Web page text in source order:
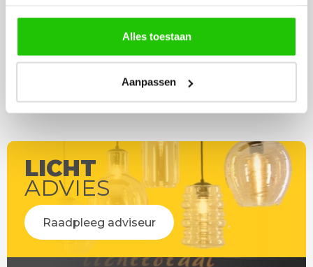
Alles toestaan
Aanpassen
LICHT
ADVIES
Raadpleeg adviseur